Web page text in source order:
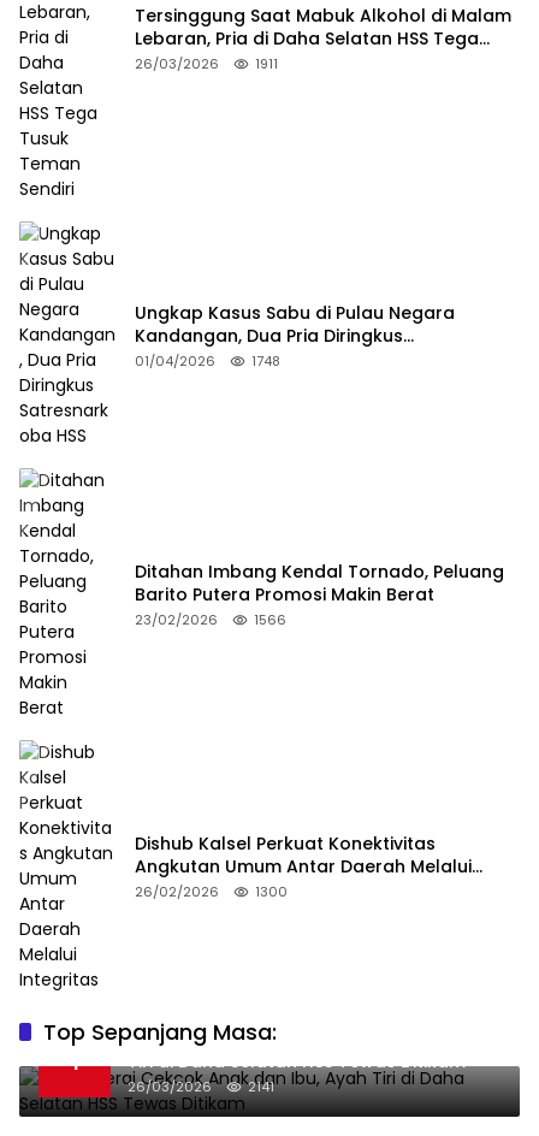
Tersinggung Saat Mabuk Alkohol di Malam
Lebaran, Pria di Daha Selatan HSS Tega
Tusuk Teman Sendiri
26/03/2026 1911
Ungkap Kasus Sabu di Pulau Negara
Kandangan, Dua Pria Diringkus
Satresnarkoba HSS
01/04/2026 1748
Ditahan Imbang Kendal Tornado, Peluang
Barito Putera Promosi Makin Berat
23/02/2026 1566
Dishub Kalsel Perkuat Konektivitas
Angkutan Umum Antar Daerah Melalui
Integritas
26/02/2026 1300
Top Sepanjang Masa:
1
Niat Melerai Cekcok Anak dan Ibu, Ayah
Tiri di Daha Selatan HSS Tewas Ditikam
26/03/2026 2141